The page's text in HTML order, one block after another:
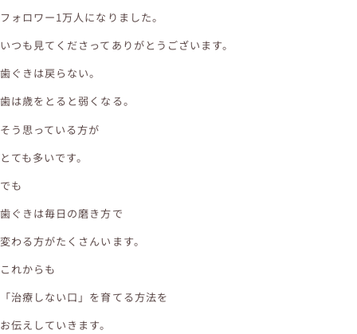
フォロワー1万人になりました。
いつも見てくださってありがとうございます。
歯ぐきは戻らない。
歯は歳をとると弱くなる。
そう思っている方が
とても多いです。
でも
歯ぐきは毎日の磨き方で
変わる方がたくさんいます。
これからも
「治療しない口」を育てる方法を
お伝えしていきます。